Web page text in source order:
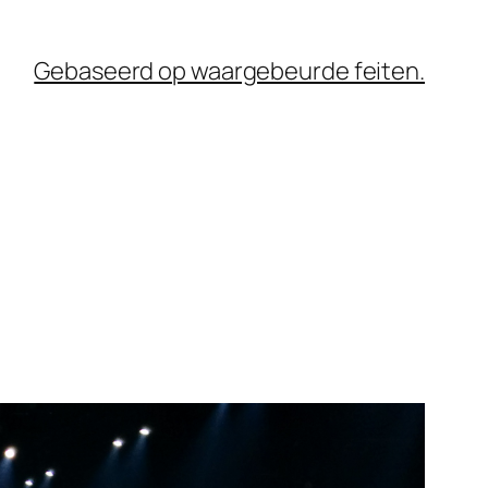
Gebaseerd op waargebeurde feiten.